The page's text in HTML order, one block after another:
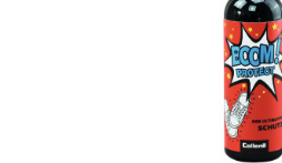
protección extrema contra
para todos los materiales: